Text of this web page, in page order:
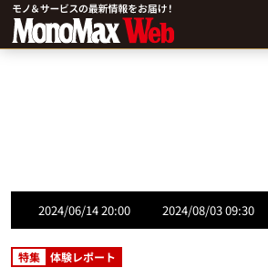
2024/06/14 20:00 2024/08/03 09:30
特集 体験レポート